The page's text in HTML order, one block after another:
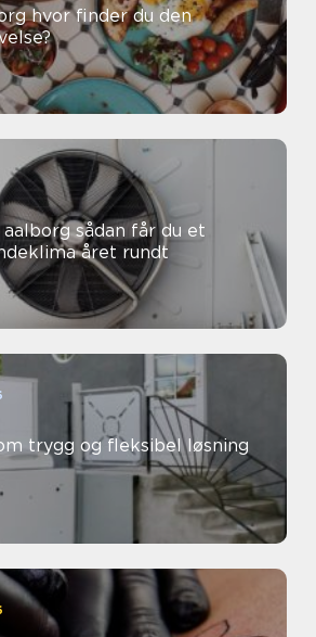
den
får du et
året rundt
trygg og fleksibel løsning